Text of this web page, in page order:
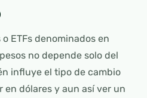
ETFs denominados en
no depende solo del
influye el tipo de cambio
en dólares y aun así ver un